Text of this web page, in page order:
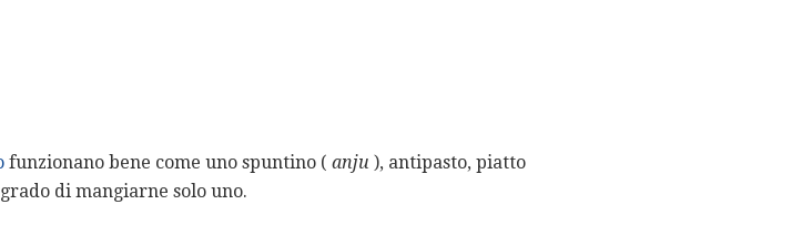
funzionano bene come uno spuntino ( anju ), antipasto, piatto
di mangiarne solo uno.